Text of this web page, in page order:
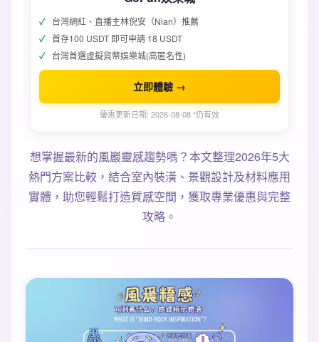
台灣網紅、直播主林倪安（Nian）推薦
首存100 USDT 即可申請 18 USDT
台灣首選虛擬貨幣娛樂城(高匿名性)
立即體驗 →
優惠更新日期: 2026-08-08 *仍有效
想掌握最新的風巖靈感趨勢嗎？本文整理2026年5大
熱門方案比較，結合室內裝潢、景觀設計及材料應用
實體，助您輕鬆打造質感空間，獲取專業優惠與完整
攻略。